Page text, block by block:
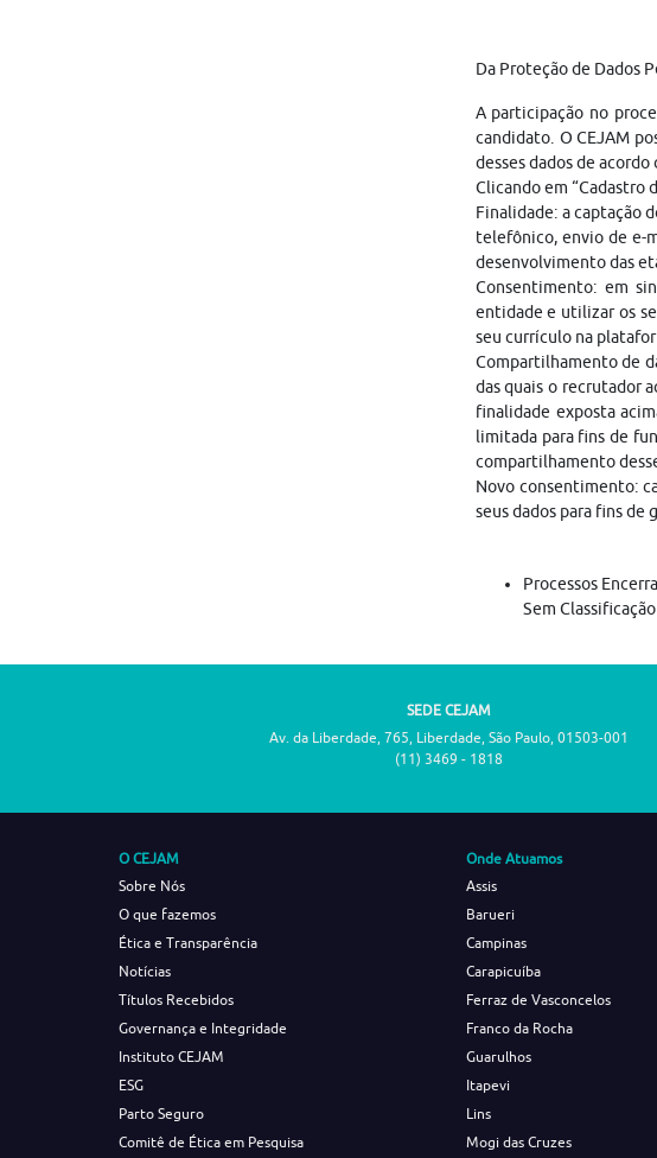
Da Proteção de Dados
A participação no
candidato. O CEJAM
desses dados de
Clicando em “Cadastro
Finalidade: a captação
telefônico, envio de e-
desenvolvimento das
Consentimento: em
entidade e utilizar os
seu currículo na
Compartilhamento de
das quais o recrutador
finalidade exposta
limitada para fins de
compartilhamento
Novo consentimento:
seus dados para fins de
Processos
Sem Classificação .
SEDE CEJAM
Av. da Liberdade, 765, Liberdade, São Paulo, 01503-001
(11) 3469 - 1818
O CEJAM
Sobre Nós
O que fazemos
Ética e Transparência
Notícias
Títulos Recebidos
Governança e Integridade
Instituto CEJAM
ESG
Parto Seguro
Comitê de Ética em Pesquisa
Onde Atuamos
Assis
Barueri
Campinas
Carapicuíba
Ferraz de Vasconcelos
Franco da Rocha
Guarulhos
Itapevi
Lins
Mogi das Cruzes